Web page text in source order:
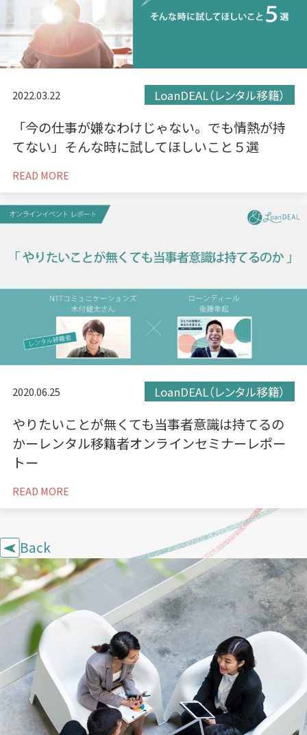
2022.03.22 LoanDEAL（レンタル移籍）
「今の仕事が嫌なわけじゃない。でも情熱が持
てない」そんな時に試してほしいこと５選
READ MORE
2020.06.25 LoanDEAL（レンタル移籍）
やりたいことが無くても当事者意識は持てるの
かーレンタル移籍者オンラインセミナーレポー
トー
READ MORE
Back